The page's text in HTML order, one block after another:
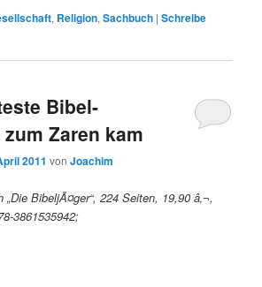
, Religion,Sachbuch |Schreibe
Bibel-
Zaren kam
2011 vonJoachim
BibeljÃ¤ger“, 224 Seiten, 19,90 â‚¬,
3861535942;